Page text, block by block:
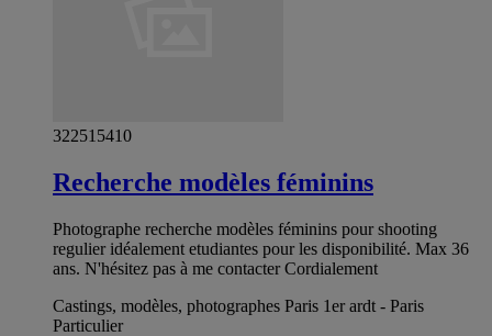
322515410
Recherche modèles féminins
Photographe recherche modèles féminins pour shooting
regulier idéalement etudiantes pour les disponibilité. Max 36
ans. N'hésitez pas à me contacter Cordialement
Castings, modèles, photographes Paris 1er ardt - Paris
Particulier